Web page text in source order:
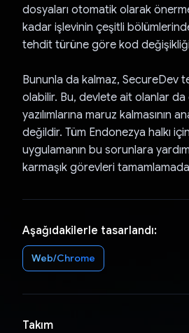
dosyaları otomatik olarak
kadar işlevinin çeşitli
tehdit türüne göre kod
Bununla da kalmaz, SecureDev
olabilir. Bu, devlete ait olanlar
yazılımlarına maruz
değildir. Tüm Endonezya halkı
uygulamanın bu sorunlara
karmaşık görevleri
Aşağıdakilerle tasarlandı:
Web/Chrome
Takım